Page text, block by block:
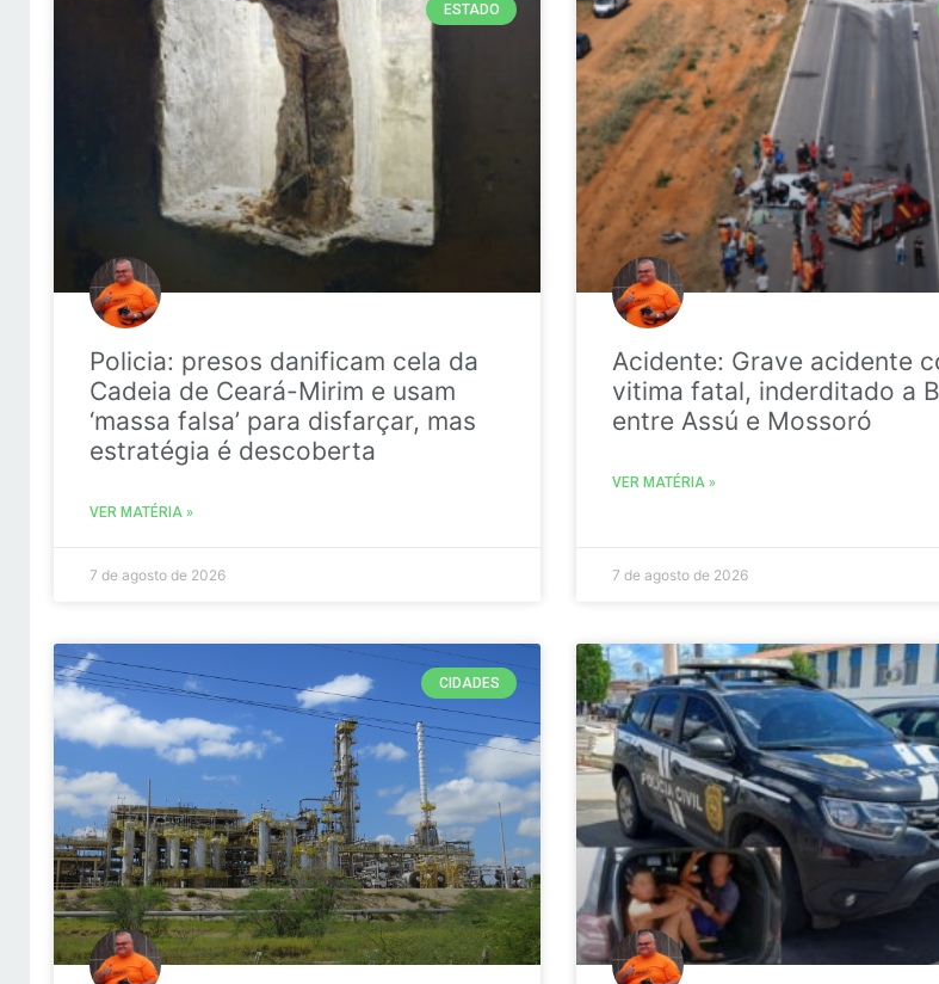
ESTADO
Policia: presos danificam cela da
Cadeia de Ceará-Mirim e usam
‘massa falsa’ para disfarçar, mas
estratégia é descoberta
VER MATÉRIA »
7 de agosto de 2026
Acidente: Grave acidente
vitima fatal, inderditado a
entre Assú e Mossoró
VER MATÉRIA »
7 de agosto de 2026
CIDADES